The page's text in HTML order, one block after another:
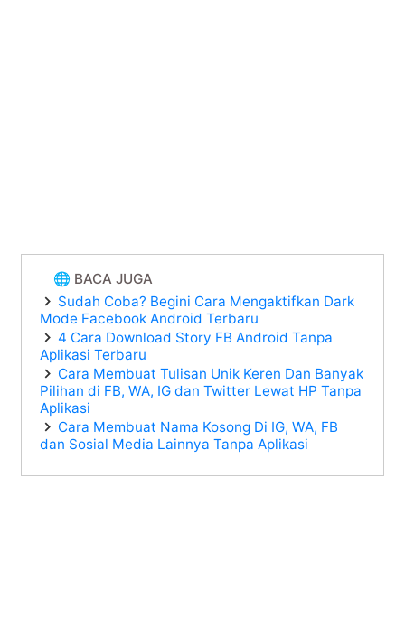
🌐 BACA JUGA
Sudah Coba? Begini Cara Mengaktifkan Dark
Mode Facebook Android Terbaru
4 Cara Download Story FB Android Tanpa
Aplikasi Terbaru
Cara Membuat Tulisan Unik Keren Dan Banyak
Pilihan di FB, WA, IG dan Twitter Lewat HP Tanpa
Aplikasi
Cara Membuat Nama Kosong Di IG, WA, FB
dan Sosial Media Lainnya Tanpa Aplikasi